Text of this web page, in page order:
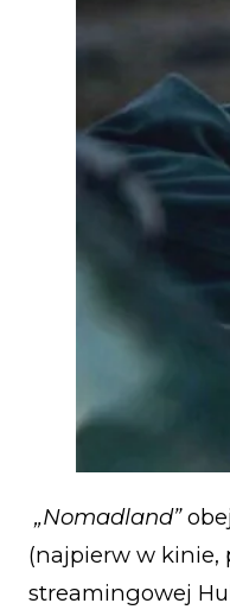
„Nomadland”
(najpierw w kinie,
streamingowej